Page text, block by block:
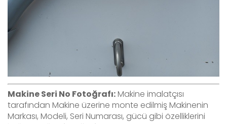
Makine Seri No Fotoğrafı:Makine imalatçısı
tarafından Makine üzerine monte edilmiş Makinenin
Markası, Modeli, Seri Numarası, gücü gibi özelliklerini